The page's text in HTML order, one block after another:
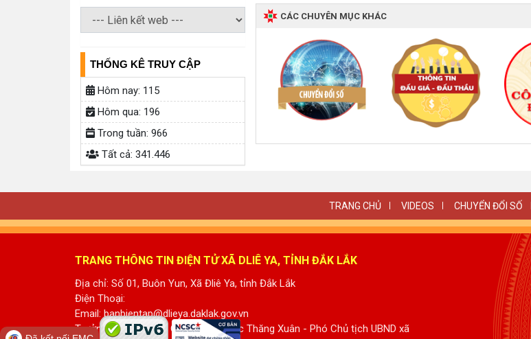
THỐNG KÊ TRUY CẬP
Hôm nay: 115
Hôm qua: 196
Trong tuần: 966
Tất cả: 341.446
CÁC CHUYÊN MỤC KHÁC
TRANG CHỦ VIDEOS CHUYỂN ĐỔI SỐ
TRANG THÔNG TIN ĐIỆN TỬ XÃ DLIÊ YA, TỈNH ĐẮK LẮK
Địa chỉ: Số 01, Buôn Yun, Xã Đliê Ya, tỉnh Đắk Lắk
Điện Thoại:
Email: banbientap@dlieya.daklak.gov.vn
Trưởng Ban biên tập: Ông Phạm Ngọc Thăng Xuân - Phó Chủ tịch UBND xã